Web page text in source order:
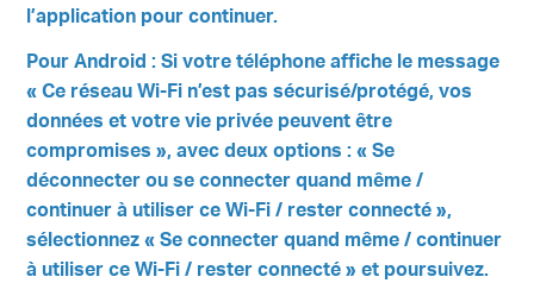
l’application pour continuer.
Pour Android : Si votre téléphone affiche le message
« Ce réseau Wi-Fi n’est pas sécurisé/protégé, vos
données et votre vie privée peuvent être
compromises », avec deux options : « Se
déconnecter ou se connecter quand même /
continuer à utiliser ce Wi-Fi / rester connecté »,
sélectionnez « Se connecter quand même / continuer
à utiliser ce Wi-Fi / rester connecté » et poursuivez.